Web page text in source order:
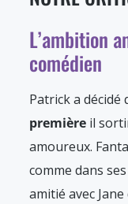
L’ambition
comédien
Patrick a décidé
première il
amoureux.
comme dans
amitié avec